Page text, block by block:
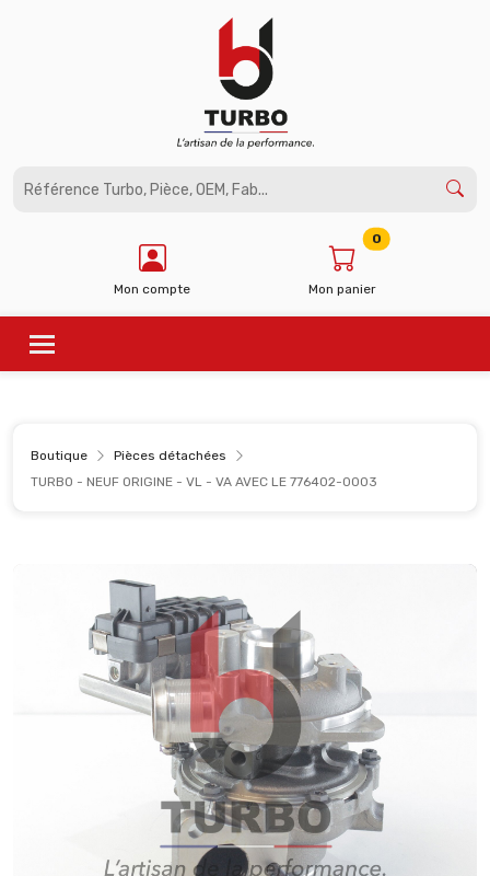
Mon compte Mon panier
0
Boutique
Pièces détachées
TURBO - NEUF ORIGINE - VL - VA AVEC LE 776402-0003
Panneau de gestion des cookies